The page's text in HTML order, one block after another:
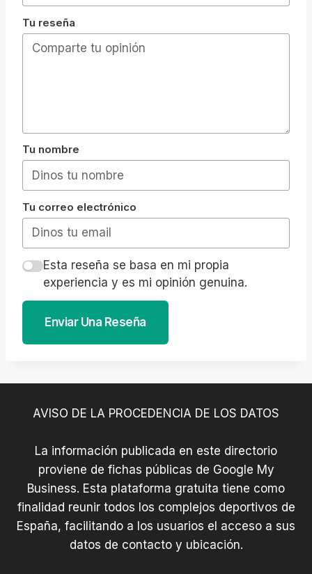
Tu reseña
Tu nombre
Tu correo electrónico
Esta reseña se basa en mi propia
experiencia y es mi opinión genuina.
Enviar Una Reseña
AVISO DE LA PROCEDENCIA DE LOS DATOS
La información publicada en este directorio
proviene de fichas públicas de Google My
Business. Esta plataforma gratuita tiene como
finalidad reunir todos los complejos deportivos de
España, facilitando a los usuarios el acceso a sus
datos de contacto y ubicación.